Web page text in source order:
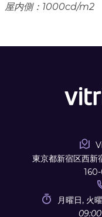
屋内側：1000cd/m2
東京都新宿区西新
月曜日, 火
09:00